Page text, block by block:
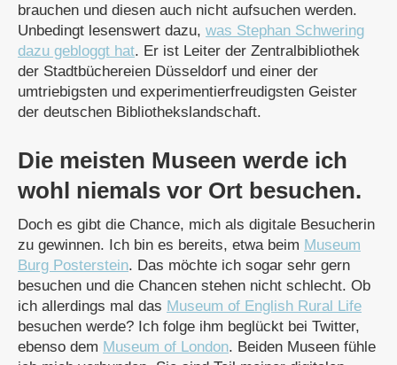
brauchen und diesen auch nicht aufsuchen werden.
Unbedingt lesenswert dazu, was Stephan Schwering
dazu gebloggt hat. Er ist Leiter der Zentralbibliothek
der Stadtbüchereien Düsseldorf und einer der
umtriebigsten und experimentierfreudigsten Geister
der deutschen Bibliothekslandschaft.
Die meisten Museen werde ich
wohl niemals vor Ort besuchen.
Doch es gibt die Chance, mich als digitale Besucherin
zu gewinnen. Ich bin es bereits, etwa beim Museum
Burg Posterstein. Das möchte ich sogar sehr gern
besuchen und die Chancen stehen nicht schlecht. Ob
ich allerdings mal das Museum of English Rural Life
besuchen werde? Ich folge ihm beglückt bei Twitter,
ebenso dem Museum of London. Beiden Museen fühle